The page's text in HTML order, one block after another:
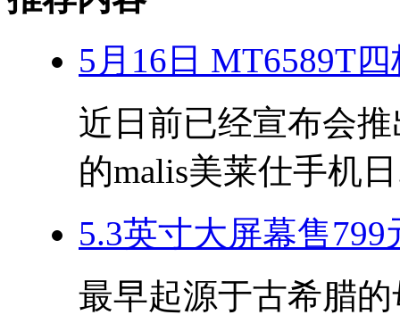
5月16日 MT6589T
近日前已经宣布会
的malis美莱仕手机
5.3英寸大屏幕售
最早起源于古希腊